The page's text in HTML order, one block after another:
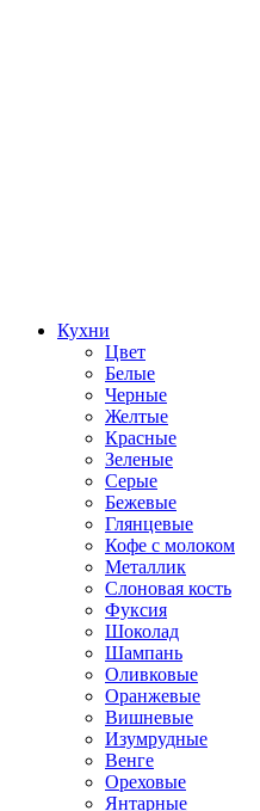
Кухни
Цвет
Белые
Черные
Желтые
Красные
Зеленые
Серые
Бежевые
Глянцевые
Кофе с молоком
Металлик
Слоновая кость
Фуксия
Шоколад
Шампань
Оливковые
Оранжевые
Вишневые
Изумрудные
Венге
Ореховые
Янтарные